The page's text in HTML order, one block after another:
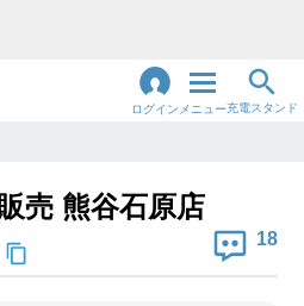
ログイン メニュー充電スタンド
で検索
売 熊谷石原店
18